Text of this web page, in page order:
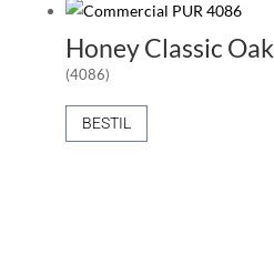
Honey Classic Oak
(4086)
BESTIL